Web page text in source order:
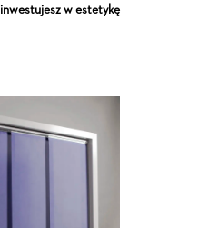
w estetykę